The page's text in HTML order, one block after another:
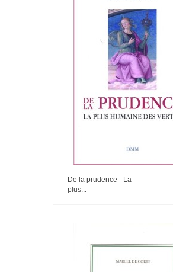
De la prudence - La
plus...